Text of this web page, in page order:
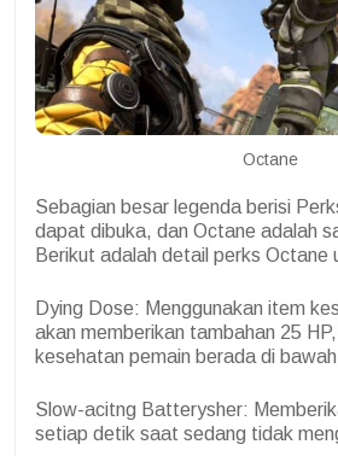
Octane
Sebagian besar legenda berisi
dapat dibuka, dan Octane adalah
Berikut adalah detail perks Octane
Dying Dose: Menggunakan item
akan memberikan tambahan 25
kesehatan pemain berada di
Slow-acitng Batterysher:
setiap detik saat sedang tidak